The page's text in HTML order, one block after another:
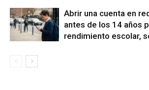
Abrir una cuenta en
antes de los 14 años
rendimiento escolar,